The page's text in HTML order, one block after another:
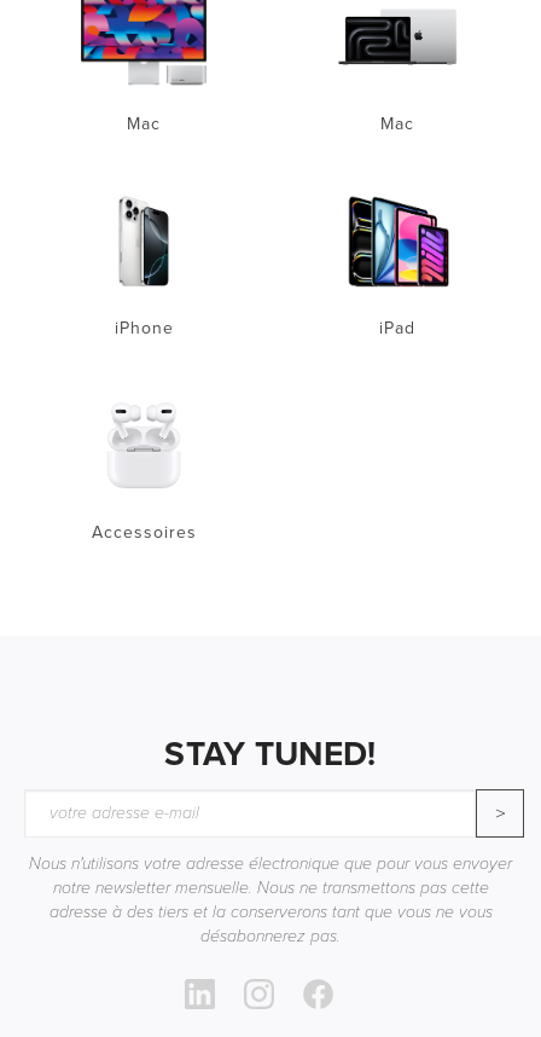
Mac Mac
iPhone iPad
Accessoires
STAY TUNED!
>
Nous n'utilisons votre adresse électronique que pour vous envoyer
notre newsletter mensuelle. Nous ne transmettons pas cette
adresse à des tiers et la conserverons tant que vous ne vous
désabonnerez pas.